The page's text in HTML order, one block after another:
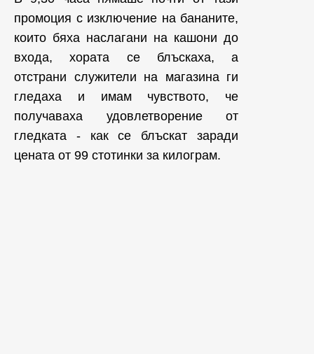
промоция с изключение на бананите,
които бяха наслагани на кашони до
входа, хората се блъскаха, а
отстрани служители на магазина ги
гледаха и имам чувството, че
получаваха удовлетворение от
гледката - как се блъскат заради
цената от 99 стотинки за килограм.